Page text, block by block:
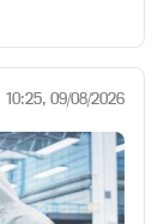
10:25, 09/08/2026